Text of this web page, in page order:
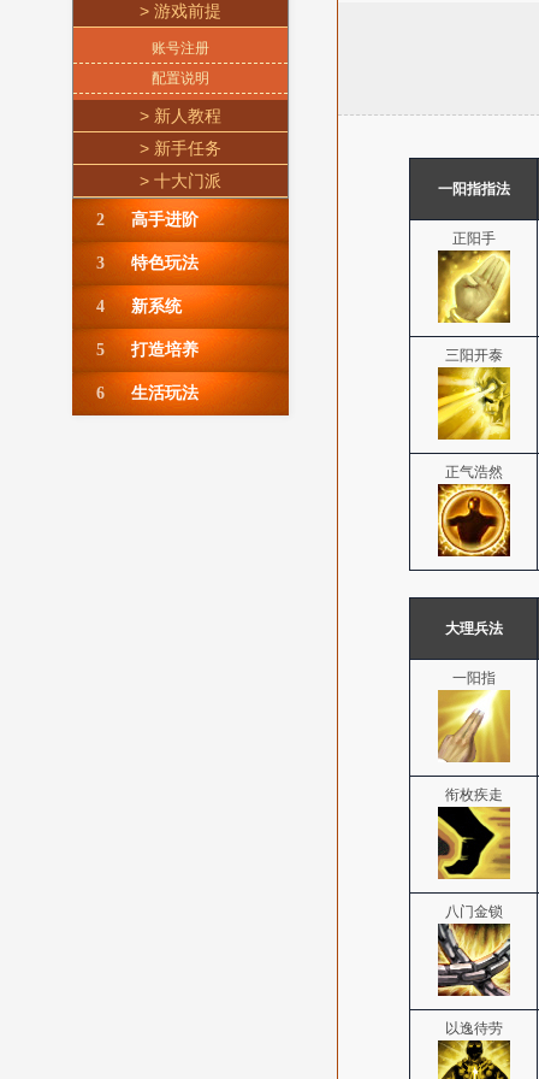
一阳指指法
正阳手
三阳开泰
正气浩然
大理兵法
一阳指
衔枚疾走
八门金锁
以逸待劳
> 游戏前提
账号注册
配置说明
> 新人教程
> 新手任务
> 十大门派
2 高手进阶
3 特色玩法
4 新系统
5 打造培养
6 生活玩法